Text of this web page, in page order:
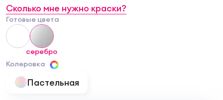
Сколько мне нужно краски?
Готовые цвета
серебро
Колеровка
Пастельная